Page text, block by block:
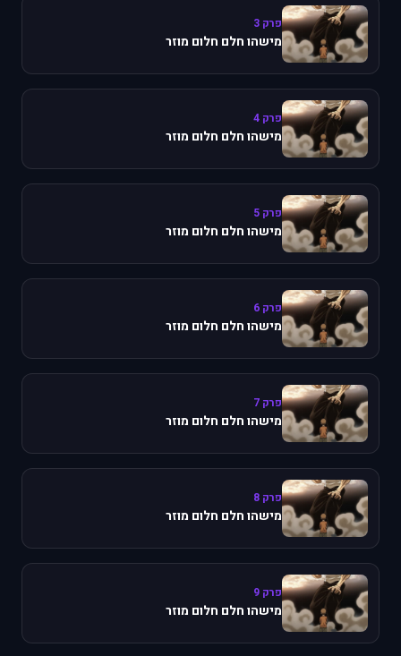
פרק 3
מישהו חלם חלום מוזר
פרק 4
מישהו חלם חלום מוזר
פרק 5
מישהו חלם חלום מוזר
פרק 6
מישהו חלם חלום מוזר
פרק 7
מישהו חלם חלום מוזר
פרק 8
מישהו חלם חלום מוזר
פרק 9
מישהו חלם חלום מוזר